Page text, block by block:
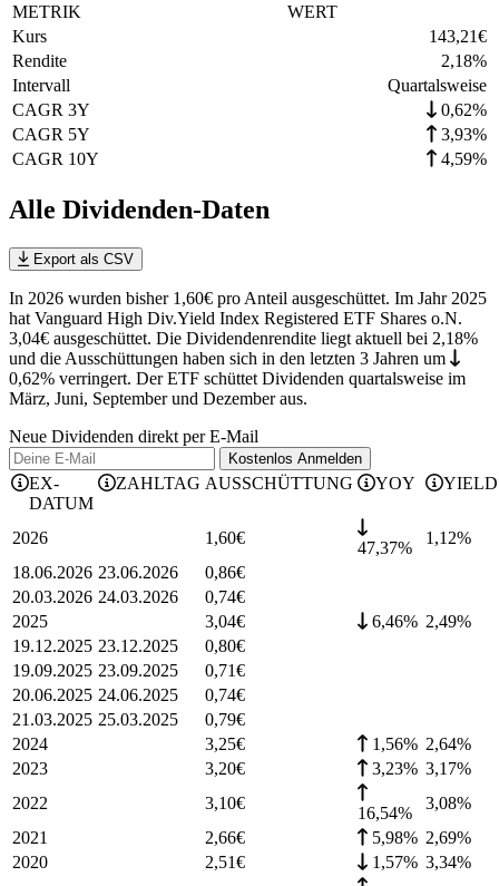
METRIK
WERT
Kurs
143,21€
Rendite
2,18%
Intervall
Quartalsweise
CAGR 3Y
0,62%
CAGR 5Y
3,93%
CAGR 10Y
4,59%
Alle Dividenden-Daten
Export als CSV
In 2026 wurden bisher 1,60€ pro Anteil ausgeschüttet. Im Jahr 2025
hat Vanguard High Div.Yield Index Registered ETF Shares o.N.
3,04€ ausgeschüttet. Die Dividendenrendite liegt aktuell bei 2,18%
und die Ausschüttungen haben sich in den letzten 3 Jahren um
0,62% verringert. Der ETF schüttet Dividenden quartalsweise im
März, Juni, September und Dezember aus.
Neue Dividenden direkt per E-Mail
Kostenlos Anmelden
EX-
DATUM
ZAHLTAG AUSSCHÜTTUNG YOY YIELD
2026 1,60€
47,37%
1,12%
18.06.2026 23.06.2026 0,86€
20.03.2026 24.03.2026 0,74€
2025
3,04€ 6,46% 2,49%
19.12.2025 23.12.2025 0,80€
19.09.2025 23.09.2025 0,71€
20.06.2025 24.06.2025 0,74€
21.03.2025 25.03.2025 0,79€
2024
3,25€ 1,56% 2,64%
2023
3,20€ 3,23% 3,17%
2022
3,10€
16,54%
3,08%
2021
2,66€ 5,98% 2,69%
2020
2,51€ 1,57% 3,34%